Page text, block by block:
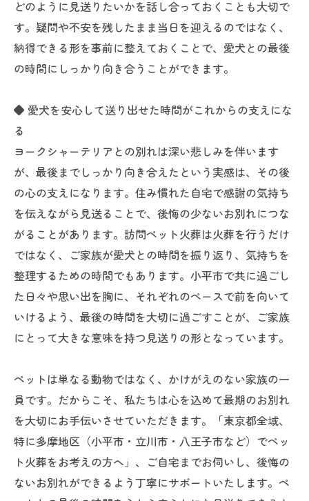
どのように見送りたいかを話し合っておくことも大切で
す。疑問や不安を残したまま当日を迎えるのではなく、
納得できる形を事前に整えておくことで、愛犬との最後
の時間にしっかり向き合うことができます。
◆ 愛犬を安心して送り出せた時間がこれからの支えにな
る
ヨークシャーテリアとの別れは深い悲しみを伴います
が、最後までしっかり向き合えたという実感は、その後
の心の支えになります。住み慣れた自宅で感謝の気持ち
を伝えながら見送ることで、後悔の少ないお別れにつな
がることがあります。訪問ペット火葬は火葬を行うだけ
ではなく、ご家族が愛犬との時間を振り返り、気持ちを
整理するための時間でもあります。小平市で共に過ごし
た日々や思い出を胸に、それぞれのペースで前を向いて
いけるよう、最後の時間を大切に過ごすことが、ご家族
にとって大きな意味を持つ見送りの形となっています。
ペットは単なる動物ではなく、かけがえのない家族の一
員です。だからこそ、私たちは心を込めて最期のお別れ
を大切にお手伝いさせていただきます。「東京都全域、
特に多摩地区（小平市・立川市・八王子市など）でペッ
ト火葬をお考えの方へ」、ご自宅までお伺いし、後悔の
ないお別れができるよう丁寧にサポートいたします。ペ